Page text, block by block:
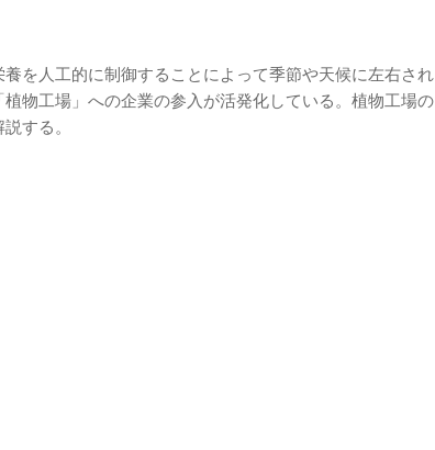
を人工的に制御することによって季節や天候に左右され
物工場」への企業の参入が活発化している。植物工場の
する。